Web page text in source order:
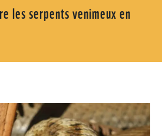
les serpents venimeux en